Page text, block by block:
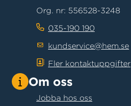
Org. nr: 556528-3248
035-190 190
kundservice@hem.se
Fler kontaktuppgifter
Om oss
Jobba hos oss